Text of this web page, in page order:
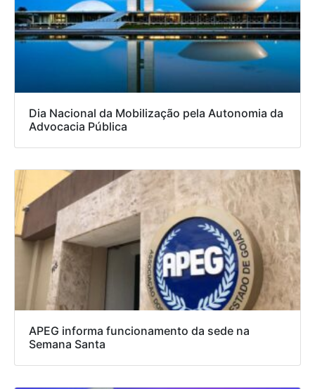
Dia Nacional da Mobilização pela Autonomia da
Advocacia Pública
APEG informa funcionamento da sede na
Semana Santa